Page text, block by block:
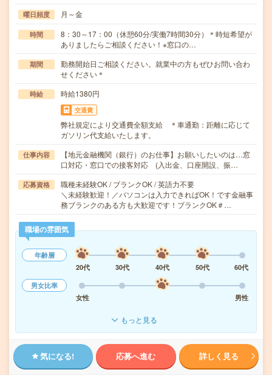
曜日頻度 月～金
時間
8：30～17：00（休憩60分/実働7時間30分）＊時短希望が
ありましたらご相談ください！※窓口の…
期間
勤務開始日ご相談ください。就業中の方もぜひお問い合わ
せください＊
時給 時給1380円
交通費
弊社規定により交通費全額支給 ＊車通勤：距離に応じて
ガソリン代支給いたします。
仕事内容
【地元金融機関（銀行）のお仕事】お願いしたいのは…窓
口対応・窓口での接客対応 (入出金、口座開設、振…
応募資格
職種未経験OK / ブランクOK / 英語力不要
＼未経験歓迎！／パソコンは入力できればOK！です金融事
務ブランクのある方も大歓迎です！ブランクOK＃…
職場の雰囲気
年齢層
20代
30代 40代 50代
60代
男女比率
女性
男性
もっと見る
気になる! 応募へ進む 詳しく見る